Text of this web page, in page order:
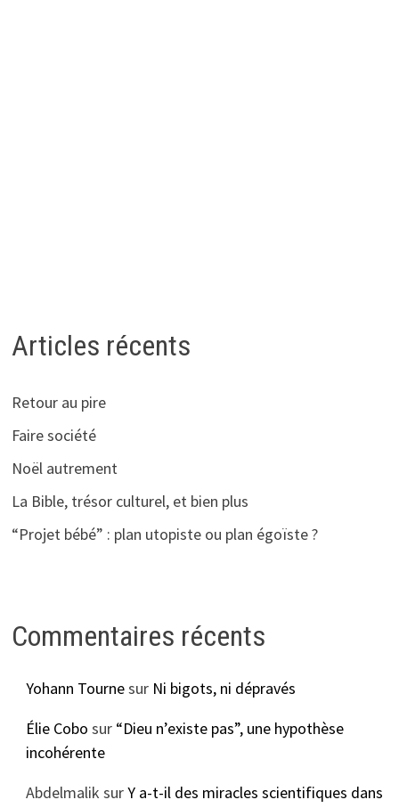
Articles récents
Retour au pire
Faire société
Noël autrement
La Bible, trésor culturel, et bien plus
“Projet bébé” : plan utopiste ou plan égoïste ?
Commentaires récents
Yohann Tournesur Ni bigots, ni dépravés
Élie Cobo sur “Dieu n’existe pas”, une hypothèse
incohérente
Abdelmalik surY a-t-il des miracles scientifiques dans